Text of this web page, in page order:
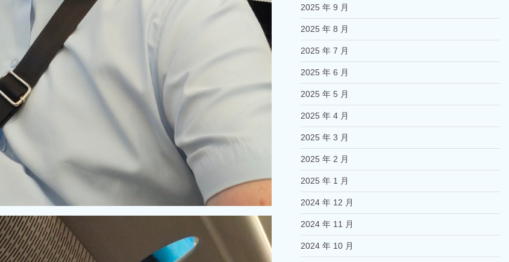
2025 年 9 月
2025 年 8 月
2025 年 7 月
2025 年 6 月
2025 年 5 月
2025 年 4 月
2025 年 3 月
2025 年 2 月
2025 年 1 月
2024 年 12 月
2024 年 11 月
2024 年 10 月